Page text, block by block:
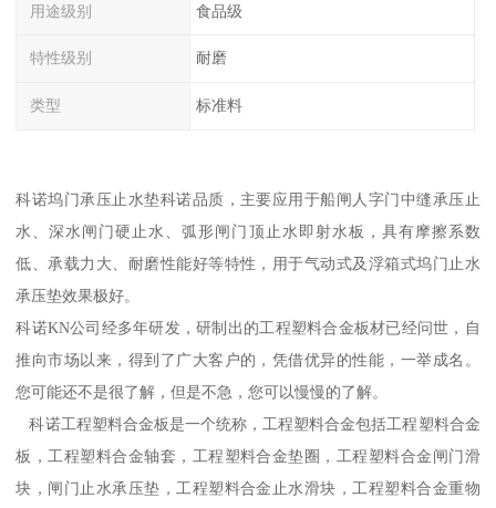
用途级别 食品级
特性级别 耐磨
类型 标准料
科诺坞门承压止水垫科诺品质，主要应用于船闸人字门中缝承压止
水、深水闸门硬止水、弧形闸门顶止水即射水板，具有摩擦系数
低、承载力大、耐磨性能好等特性，用于气动式及浮箱式坞门止水
承压垫效果极好。
科诺KN公司经多年研发，研制出的工程塑料合金板材已经问世，自
推向市场以来，得到了广大客户的，凭借优异的性能，一举成名。
您可能还不是很了解，但是不急，您可以慢慢的了解。
科诺工程塑料合金板是一个统称，工程塑料合金包括工程塑料合金
板，工程塑料合金轴套，工程塑料合金垫圈，工程塑料合金闸门滑
块，闸门止水承压垫，工程塑料合金止水滑块，工程塑料合金重物